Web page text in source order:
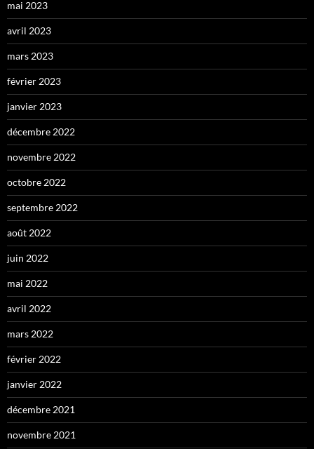
mai 2023
avril 2023
mars 2023
février 2023
janvier 2023
décembre 2022
novembre 2022
octobre 2022
septembre 2022
août 2022
juin 2022
mai 2022
avril 2022
mars 2022
février 2022
janvier 2022
décembre 2021
novembre 2021